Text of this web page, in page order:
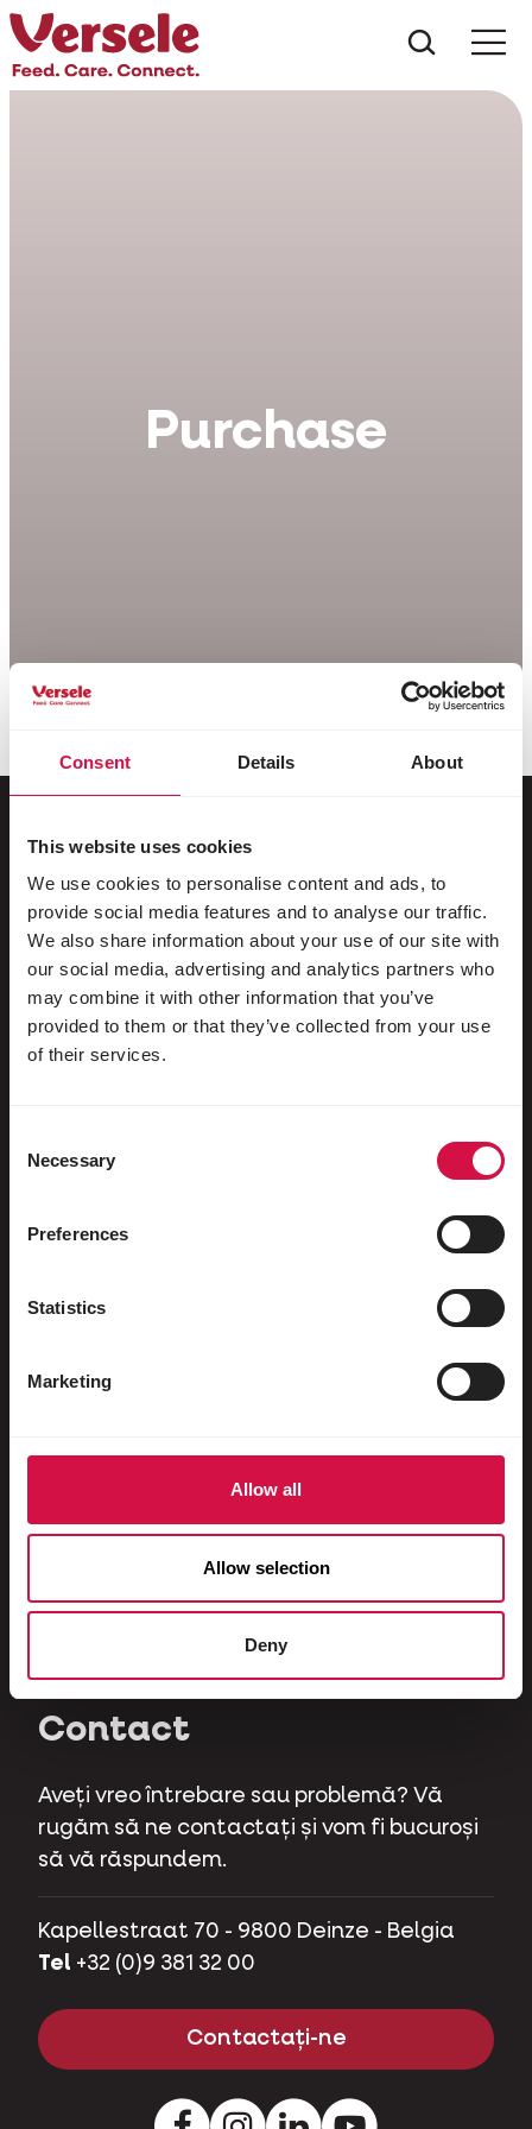
Consent Details About
This website uses cookies
We use cookies to personalise content and ads, to
provide social media features and to analyse our traffic.
We also share information about your use of our site with
our social media, advertising and analytics partners who
may combine it with other information that you’ve
provided to them or that they’ve collected from your use
of their services.
Selection
Necessary
Preferences
Statistics
Marketing
Allow all
Allow selection
Deny
Purchase
Pentru animalul tău
Păsări de colivie și de volieră
Păsări sălbatice
Păsări limicole și struți
Porumbei ornamentali
Dihori
Reptile
Păsări de curte
Ierbivore
Contact
Aveți vreo întrebare sau problemă? Vă
rugăm să ne contactați și vom fi bucuroși
să vă răspundem.
Kapellestraat 70 - 9800 Deinze - Belgia
Tel +32 (0)9 381 32 00
Contactați-ne
FacebookInstagramLinkedInYoutube